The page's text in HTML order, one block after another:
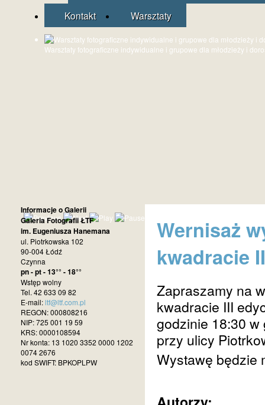
Kontakt
Warsztaty
Warsztaty fotograficzne indywidualne i grupowe dla młodzieży i
Wernisaż
kwadracie
Zapraszamy na
kwadracie III
godzinie 18:30
przy ulicy
Wystawę będzie
Informacje o Galerii
Galeria Fotografii ŁTF
im. Eugeniusza Hanemana
ul. Piotrkowska 102
90-004 Łódź
Czynna
pn - pt - 13°° - 18°°
Wstęp wolny
Tel. 42 633 09 82
E-mail:ltf@ltf.com.pl
REGON: 000808216
NIP: 725 001 19 59
KRS: 0000108594
Nr konta: 13 1020 3352 0000 1202
0074 2676
kod SWIFT: BPKOPLPW